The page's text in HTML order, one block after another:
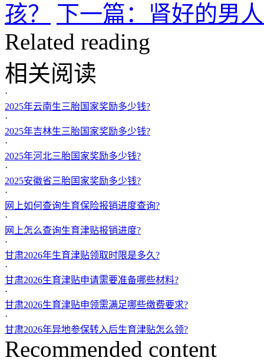
孩？
下一篇：肾好的男
Related reading
相关阅读
·
2025年云南生三胎国家奖励多少钱?
·
2025年吉林生三胎国家奖励多少钱?
·
2025年河北三胎国家奖励多少钱?
·
2025安徽省三胎国家奖励多少钱?
·
网上如何查询生育保险报销进度查询?
·
网上怎么查询生育津贴报销进度?
·
甘肃2026年生育津贴领取时限是多久?
·
甘肃2026生育津贴申请需要准备哪些材料?
·
甘肃2026生育津贴申领需满足哪些缴费要求?
·
甘肃2026年异地参保转入后生育津贴怎么领?
Recommended content